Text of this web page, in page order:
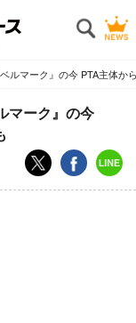
ルマーク』の今 PTA主体
マーク』の今